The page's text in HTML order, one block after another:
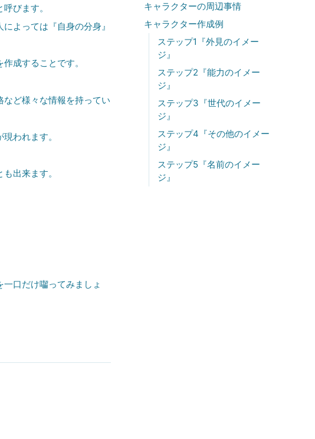
キャラクターの周辺事情
キャラクター作成例
ステップ1『外見のイメー
ジ』
ステップ2『能力のイメー
ジ』
ステップ3『世代のイメー
ジ』
ステップ4『その他のイメー
ジ』
ステップ5『名前のイメー
ジ』
呼びます。
よっては『自身の分身』
成することです。
ど様々な情報を持ってい
われます。
出来ます。
口だけ囓ってみましょ